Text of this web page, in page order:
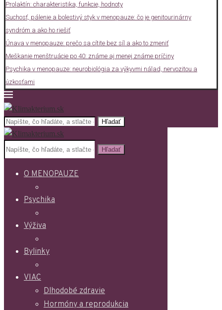
Prolaktín: charakteristika, funkcie, hodnoty
Suchosť, pálenie a bolestivý styk v menopauze: čo je genitourinárny
syndróm a ako ho riešiť
Únava v menopauze: prečo sa cítite bez síl a ako to zmeniť
Meškanie menštruácie po 40: známe aj menej známe príčiny
Psychika v menopauze: neurobiológia za výkyvmi nálad, nervozitou a
úzkosťami
Hľadať
Hľadať
O MENOPAUZE
Psychika
Výživa
Bylinky
VIAC
Dlhodobé zdravie
Hormóny a reprodukcia